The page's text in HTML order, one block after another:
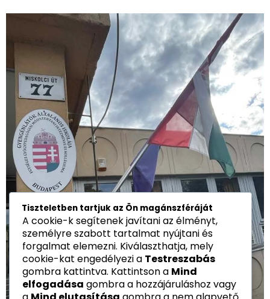
Tiszteletben tartjuk az Ön magánszféráját
A cookie-k segítenek javítani az élményt,
személyre szabott tartalmat nyújtani és
forgalmat elemezni. Kiválaszthatja, mely
cookie-kat engedélyezi a Testreszabás
gombra kattintva. Kattintson a Mind
elfogadása gombra a hozzájáruláshoz vagy